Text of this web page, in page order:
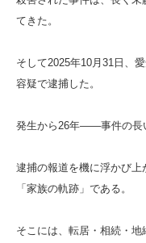
てきた。
そして2025年10月31日、
容疑で逮捕した。
発生から26年――事件の長
逮捕の報道を機に浮かび
「家族の軌跡」である。
そこには、転居・相続・